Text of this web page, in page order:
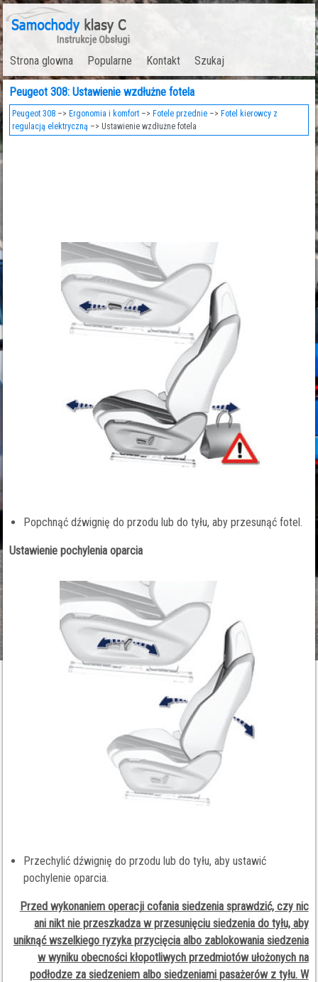
Strona glowna Popularne Kontakt Szukaj
Peugeot 308: Ustawienie wzdłużne fotela
Peugeot 308 –> Ergonomia i komfort –> Fotele przednie –> Fotel kierowcy z
regulacją elektryczną –> Ustawienie wzdłużne fotela
Popchnąć dźwignię do przodu lub do tyłu, aby przesunąć fotel.
Ustawienie pochylenia oparcia
Przechylić dźwignię do przodu lub do tyłu, aby ustawić
pochylenie oparcia.
Przed wykonaniem operacji cofania siedzenia sprawdzić, czy nic
ani nikt nie przeszkadza w przesunięciu siedzenia do tyłu, aby
uniknąć wszelkiego ryzyka przycięcia albo zablokowania siedzenia
w wyniku obecności kłopotliwych przedmiotów ułożonych na
podłodze za siedzeniem albo siedzeniami pasażerów z tyłu. W